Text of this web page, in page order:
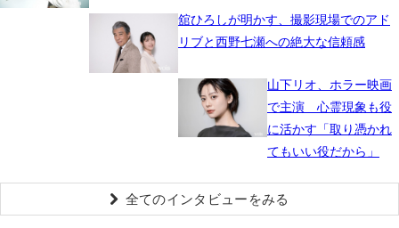
舘ひろしが明かす、撮影現場でのアド
リブと西野七瀬への絶大な信頼感
山下リオ、ホラー映画
で主演 心霊現象も役
に活かす「取り憑かれ
てもいい役だから」
全てのインタビューをみる